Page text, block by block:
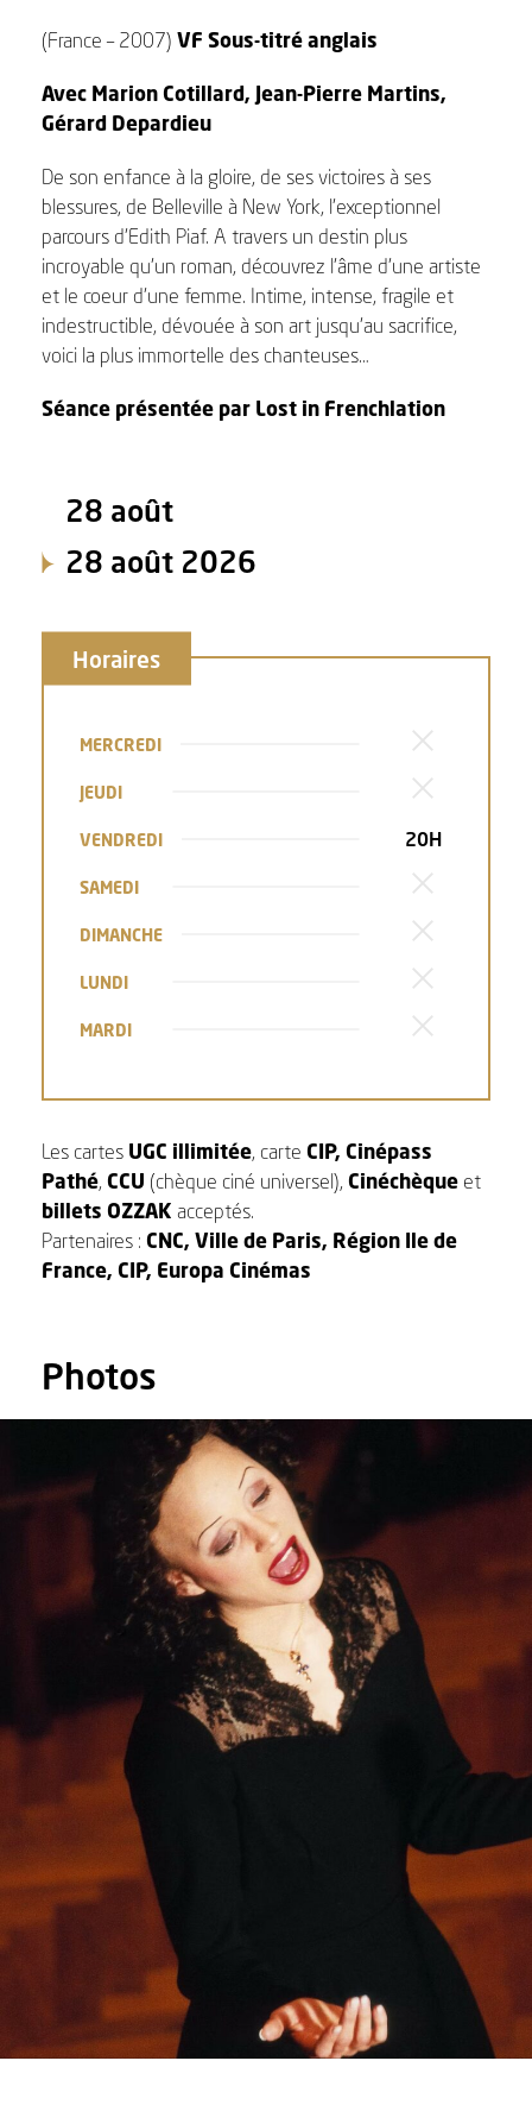
(France – 2007) VF Sous-titré anglais
Avec Marion Cotillard, Jean-Pierre Martins,
Gérard Depardieu
De son enfance à la gloire, de ses victoires à ses
blessures, de Belleville à New York, l’exceptionnel
parcours d’Edith Piaf. A travers un destin plus
incroyable qu’un roman, découvrez l’âme d’une artiste
et le coeur d’une femme. Intime, intense, fragile et
indestructible, dévouée à son art jusqu’au sacrifice,
voici la plus immortelle des chanteuses…
Séance présentée par Lost in Frenchlation
28 août
28 août 2026
Horaires
MERCREDI
JEUDI
VENDREDI 20H
SAMEDI
DIMANCHE
LUNDI
MARDI
Les cartes UGC illimitée, carte CIP, Cinépass
Pathé,CCU (chèque ciné universel),Cinéchèque et
billets OZZAK acceptés.
Partenaires : CNC, Ville de Paris, Région Ile de
France, CIP, Europa Cinémas
Photos